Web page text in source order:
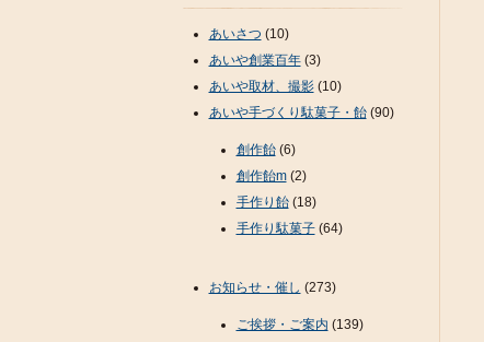
あいさつ (10)
あいや創業百年(3)
あいや取材、撮影(10)
あいや手づくり駄菓子・飴(90)
創作飴(6)
創作飴m(2)
手作り飴(18)
手作り駄菓子(64)
お知らせ・催し (273)
ご挨拶・ご案内 (139)